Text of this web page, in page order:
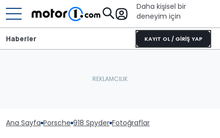
Daha kişisel bir
deneyim için
KAYIT OL / GİRİŞ YAP
Haberler
Ana Sayfa Porsche 918 Spyder Fotoğraflar